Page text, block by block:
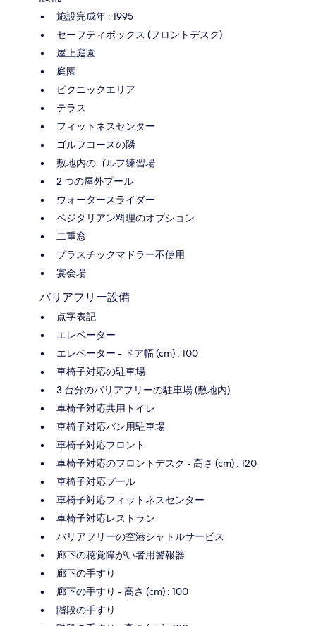
施設完成年 : 1995
セーフティボックス (フロントデスク)
屋上庭園
庭園
ピクニックエリア
テラス
フィットネスセンター
ゴルフコースの隣
敷地内のゴルフ練習場
2 つの屋外プール
ウォータースライダー
ベジタリアン料理のオプション
二重窓
プラスチックマドラー不使用
宴会場
バリアフリー設備
点字表記
エレベーター
エレベーター - ドア幅 (cm) : 100
車椅子対応の駐車場
3 台分のバリアフリーの駐車場 (敷地内)
車椅子対応共用トイレ
車椅子対応バン用駐車場
車椅子対応フロント
車椅子対応のフロントデスク - 高さ (cm) : 120
車椅子対応プール
車椅子対応フィットネスセンター
車椅子対応レストラン
バリアフリーの空港シャトルサービス
廊下の聴覚障がい者用警報器
廊下の手すり
廊下の手すり - 高さ (cm) : 100
階段の手すり